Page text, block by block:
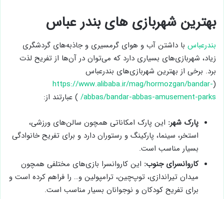
بهترین شهربازی های بندر عباس
بندرعباس با داشتن آب و هوای گرمسیری و جاذبه‌های گردشگری
زیاد، شهربازی‌های بسیاری دارد که می‌توان در آن‌ها از تفریح لذت
برد. برخی از بهترین شهربازی‌های بندرعباس
(
https://www.alibaba.ir/mag/hormozgan/bandar-
abbas/bandar-abbas-amusement-parks/ ) عبارتند از:
پارک شهر: این پارک امکاناتی همچون سالن‌های ورزشی،
استخر، سینما، پارکینگ و رستوران دارد و برای تفریح خانوادگی
بسیار مناسب است.
کاروانسرای جنوب: این کاروانسرا بازی‌های مختلفی همچون
میدان تیراندازی، توپ‌چین، ترامپولین و… را فراهم کرده است و
برای تفریح کودکان و نوجوانان بسیار مناسب است.